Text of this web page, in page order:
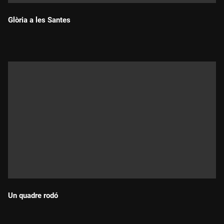
Glòria a les Santes
Un quadre rodó